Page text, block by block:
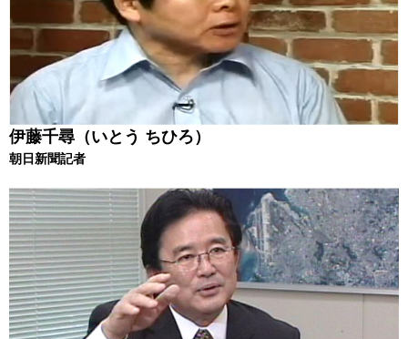
伊藤千尋（いとう ちひろ）
朝日新聞記者